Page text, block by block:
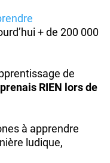
+ de 200 000
de
RIEN lors de
à apprendre
ludique,